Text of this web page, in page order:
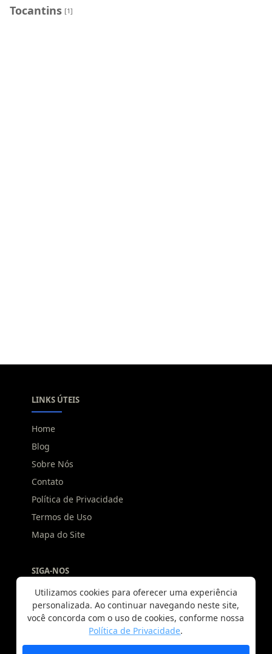
Utilizamos cookies para oferecer uma experiência
personalizada. Ao continuar navegando neste site,
você concorda com o uso de cookies, conforme nossa
Política de Privacidade.
Tocantins [1]
LINKS ÚTEIS
Home
Blog
Sobre Nós
Contato
Política de Privacidade
Termos de Uso
Mapa do Site
SIGA-NOS